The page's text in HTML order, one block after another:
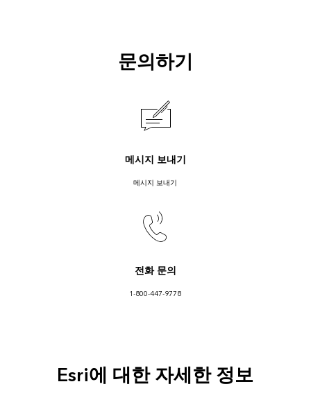
문의하기
메시지 보내기
메시지 보내기
전화 문의
1-800-447-9778
Esri에 대한 자세한 정보